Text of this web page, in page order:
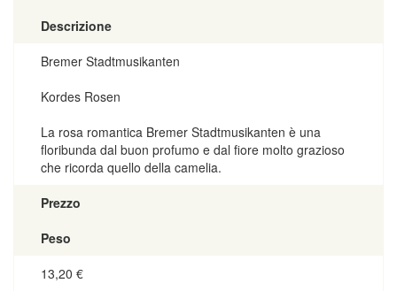
Descrizione
Bremer Stadtmusikanten
Kordes Rosen
La rosa romantica Bremer Stadtmusikanten è una
floribunda dal buon profumo e dal fiore molto grazioso
che ricorda quello della camelia.
Prezzo
Peso
13,20 €